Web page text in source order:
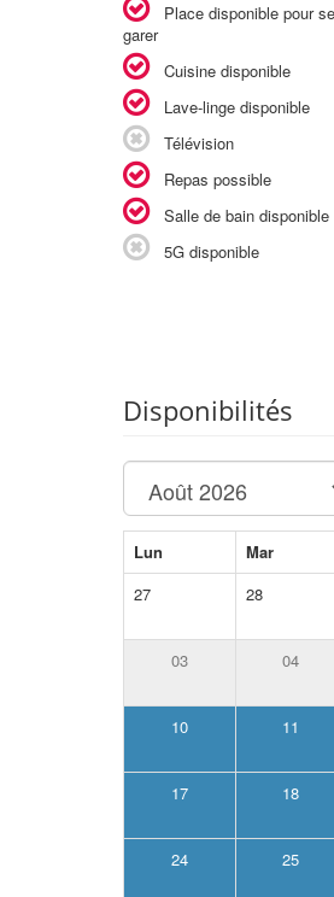
Place disponible pour se
garer
Cuisine disponible
Lave-linge disponible
Télévision
Repas possible
Salle de bain disponible
5G disponible
Disponibilités
Lun Mar
27
28
03 04
10 11
17 18
24 25